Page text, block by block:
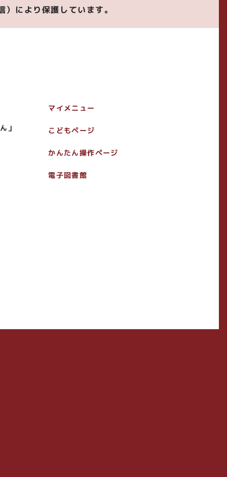
により保護しています。
」
マイメニュー
こどもページ
かんたん操作ページ
電子図書館